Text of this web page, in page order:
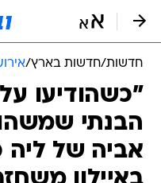
חדשות/חדשות בארץ/
"כשהודיעו
הבנתי
אביה של ליה